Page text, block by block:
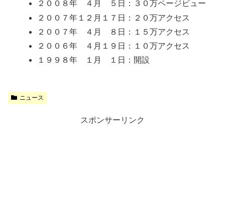
２００８年 ４月 ５日：３０万ページビュー
２００７年１２月１７日：２０万アクセス
２００７年 ４月 ８日：１５万アクセス
２００６年 ４月１９日：１０万アクセス
１９９８年 １月 １日：開設
ニュース
スポンサーリンク